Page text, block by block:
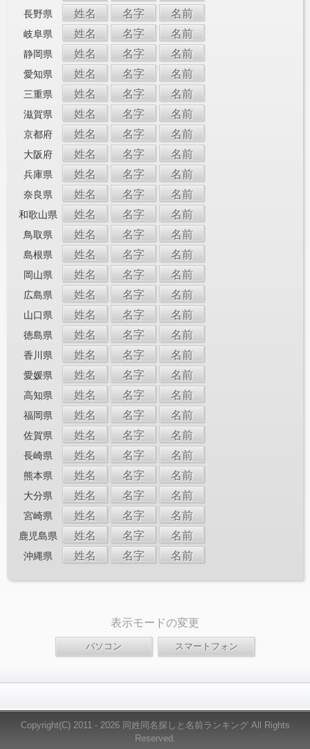
長野県 姓名 名字 名前
岐阜県 姓名 名字 名前
静岡県 姓名 名字 名前
愛知県 姓名 名字 名前
三重県 姓名 名字 名前
滋賀県 姓名 名字 名前
京都府 姓名 名字 名前
大阪府 姓名 名字 名前
兵庫県 姓名 名字 名前
奈良県 姓名 名字 名前
和歌山県 姓名 名字 名前
鳥取県 姓名 名字 名前
島根県 姓名 名字 名前
岡山県 姓名 名字 名前
広島県 姓名 名字 名前
山口県 姓名 名字 名前
徳島県 姓名 名字 名前
香川県 姓名 名字 名前
愛媛県 姓名 名字 名前
高知県 姓名 名字 名前
福岡県 姓名 名字 名前
佐賀県 姓名 名字 名前
長崎県 姓名 名字 名前
熊本県 姓名 名字 名前
大分県 姓名 名字 名前
宮崎県 姓名 名字 名前
鹿児島県 姓名 名字 名前
沖縄県 姓名 名字 名前
表示モードの変更
Copyright(C) 2011 - 2026 同姓同名探しと名前ランキング All Rights
Reserved.